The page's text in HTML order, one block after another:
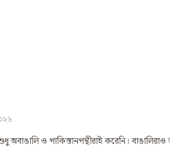
অবাঙালি ও পাকিস্তানপন্থীরাই করেনি।